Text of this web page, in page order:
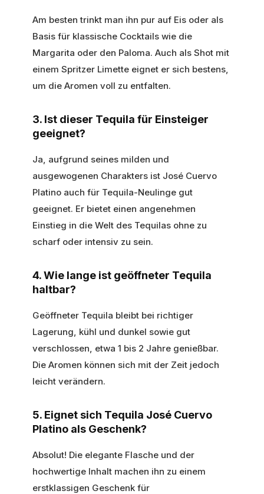
Am besten trinkt man ihn pur auf Eis oder als
Basis für klassische Cocktails wie die
Margarita oder den Paloma. Auch als Shot mit
einem Spritzer Limette eignet er sich bestens,
um die Aromen voll zu entfalten.
3. Ist dieser Tequila für Einsteiger
geeignet?
Ja, aufgrund seines milden und
ausgewogenen Charakters ist José Cuervo
Platino auch für Tequila-Neulinge gut
geeignet. Er bietet einen angenehmen
Einstieg in die Welt des Tequilas ohne zu
scharf oder intensiv zu sein.
4. Wie lange ist geöffneter Tequila
haltbar?
Geöffneter Tequila bleibt bei richtiger
Lagerung, kühl und dunkel sowie gut
verschlossen, etwa 1 bis 2 Jahre genießbar.
Die Aromen können sich mit der Zeit jedoch
leicht verändern.
5. Eignet sich Tequila José Cuervo
Platino als Geschenk?
Absolut! Die elegante Flasche und der
hochwertige Inhalt machen ihn zu einem
erstklassigen Geschenk für